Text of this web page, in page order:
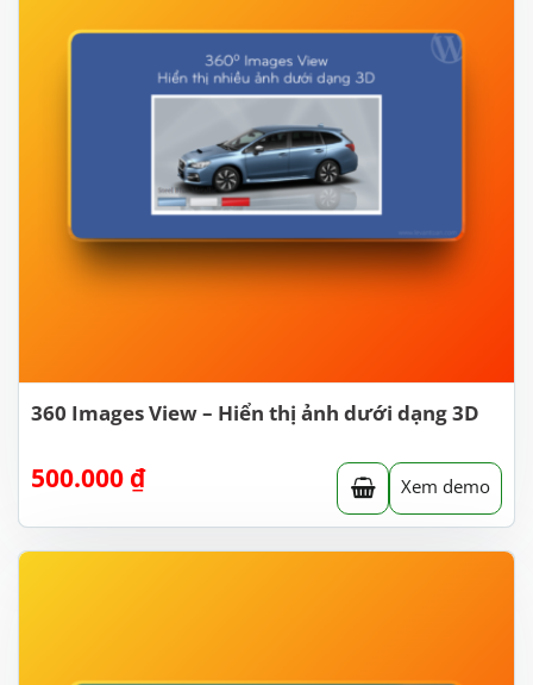
360 Images View – Hiển thị ảnh dưới dạng 3D
500.000 ₫ Xem demo